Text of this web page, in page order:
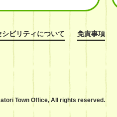
シビリティについて 免責事項
Town Office,All rights reserved.